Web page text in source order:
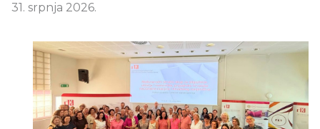
31. srpnja 2026.